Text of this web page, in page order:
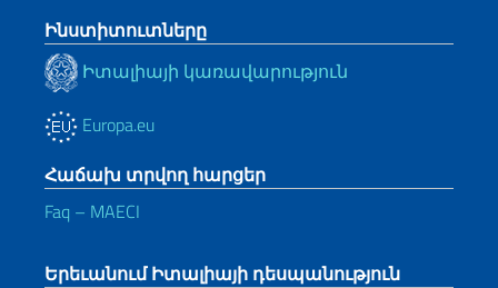
Ինստիտուտները
Իտալիայի կառավարություն
Europa.eu
Հաճախ տրվող հարցեր
Faq – MAECI
Երեւանում Իտալիայի դեսպանություն